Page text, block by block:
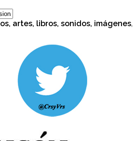
libros, sonidos, imágenes,